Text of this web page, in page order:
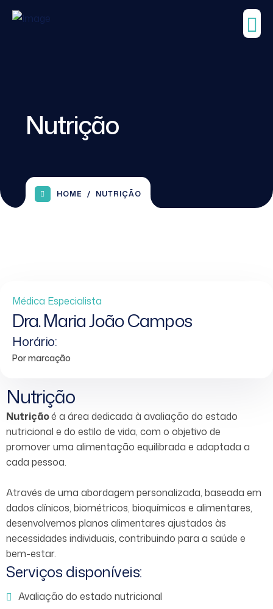
Nutrição
HOME NUTRIÇÃO
Médica Especialista
Dra. Maria João Campos
Horário:
Por marcação
Nutrição
Nutriçãoé a área dedicada à avaliação do estado
nutricional e do estilo de vida, com o objetivo de
promover uma alimentação equilibrada e adaptada a
cada pessoa.
Através de uma abordagem personalizada, baseada em
dados clínicos, biométricos, bioquímicos e alimentares,
desenvolvemos planos alimentares ajustados às
necessidades individuais, contribuindo para a saúde e
bem-estar.
Serviços disponíveis:
Avaliação do estado nutricional